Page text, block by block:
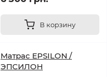
В корзину
Матрас EPSILON /
ЭПСИЛОН